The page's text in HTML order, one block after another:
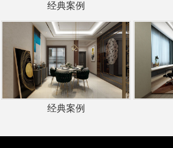
经典案例
经典案例